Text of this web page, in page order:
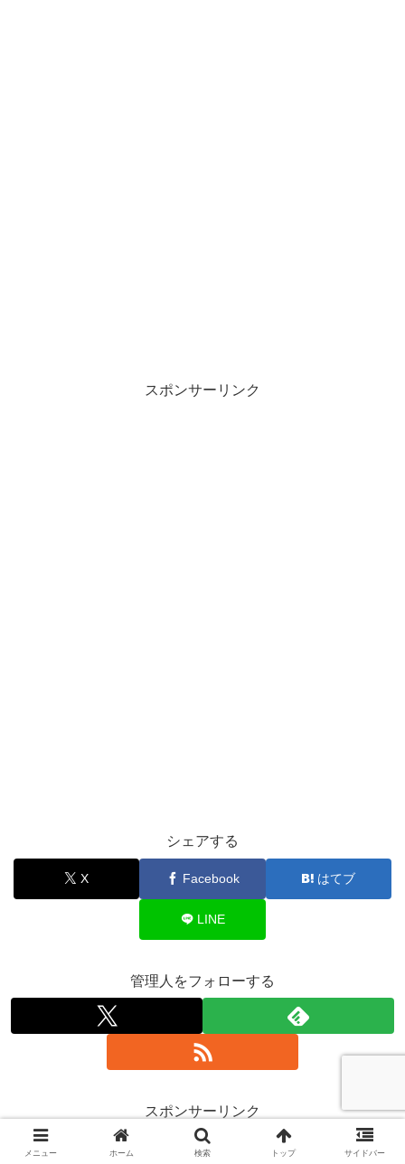
スポンサーリンク
シェアする
X Facebook はてブ
LINE
管理人をフォローする
スポンサーリンク
メニュー ホーム 検索 トップ サイドバー